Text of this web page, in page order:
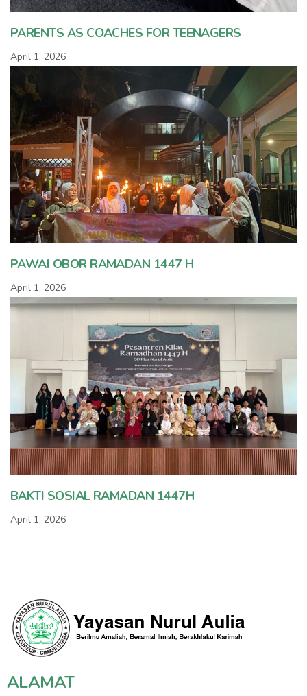
PARENTS AS COACHES FOR TEENAGERS
April 1, 2026
PAWAI OBOR RAMADAN 1447 H
April 1, 2026
BAKTI SOSIAL RAMADAN 1447H
April 1, 2026
ALAMAT